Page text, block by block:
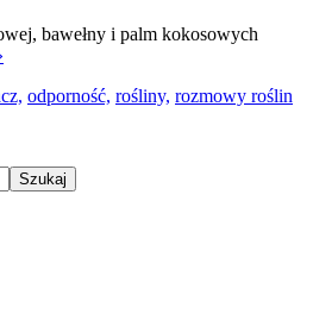
bawełny i palm kokosowych
odporność, rośliny, rozmowy roślin